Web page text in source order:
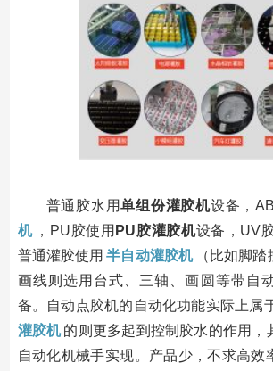
普通胶水用单组份灌胶机设备，
机 ，PU胶使用 PU胶灌胶机设备，UV
普通灌胶使用 半自动灌胶机
（比如脚
画线则选用台式、三轴、画圆等带自
备。自动点胶机的自动化功能实际上属
灌胶机 的则更多起到控制胶水的作用，
自动化机械手实现。产品少，不求高效